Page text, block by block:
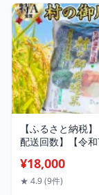
産 旅館 民宿 レ
リフト スキー ス
ド 信州
【ふるさと納税
配送回数】【令和
令和7年産 こめ 新
精米 国産米 コシ
¥18,000
★ 4.9 (9件)